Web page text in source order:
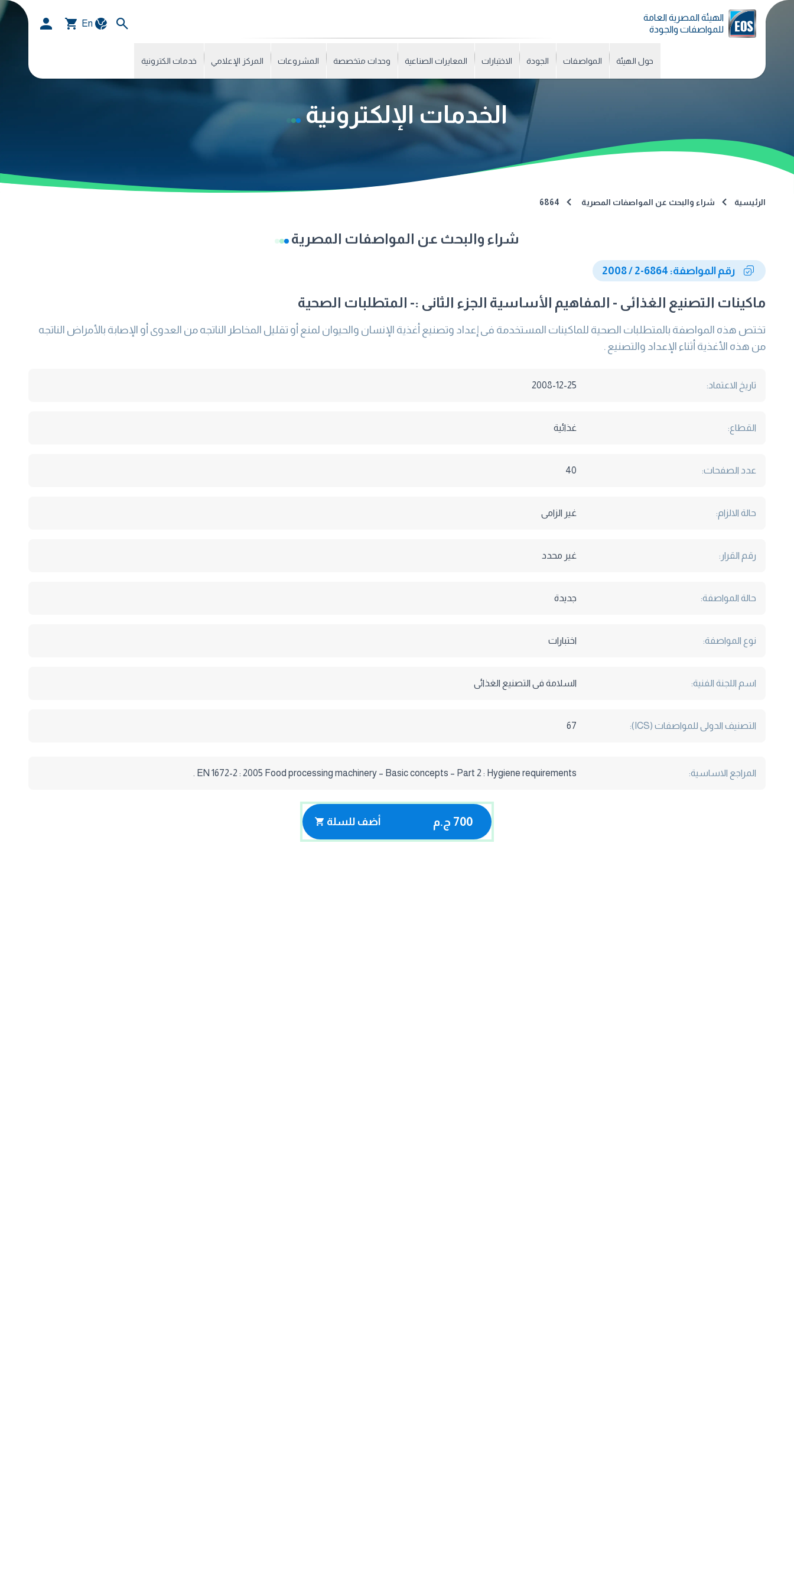
الهيئة المصرية العامة
للمواصفات والجودة
En
حول الهيئة المواصفات الجودة الاختبارات المعايرات الصناعية وحدات متخصصة المشروعات المركز الإعلامي خدمات الكترونية
الخدمات الإلكترونية
الرئيسية شراء والبحث عن المواصفات المصرية 6864
شراء والبحث عن المواصفات المصرية
رقم المواصفة: 6864-2 / 2008
ماكينات التصنيع الغذائى - المفاهيم الأساسية الجزء الثانى :- المتطلبات الصحية
تختص هذه المواصفة بالمتطلبات الصحية للماكينات المستخدمة فى إعداد وتصنيع أغذية الإنسان والحيوان لمنع أو تقليل المخاطر الناتجه من العدوى أو الإصابة بالأمراض الناتجه
من هذه الأغذية أثناء الإعداد والتصنيع .
تاريخ الاعتماد: 2008-12-25
القطاع: غذائية
عدد الصفحات: 40
حالة الالزام: غير الزامى
رقم القرار: غير محدد
حالة المواصفة: جديدة
نوع المواصفة: اختبارات
اسم اللجنة الفنية: السلامة فى التصنيع الغذائى
التصنيف الدولى للمواصفات (ICS): 67
المراجع الاساسية: EN 1672-2 : 2005 Food processing machinery – Basic concepts – Part 2 : Hygiene requirements .
700 ج.م أضف للسلة